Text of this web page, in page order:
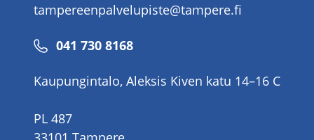
tampereenpalvelupiste@tampere.fi
Puhelinnumero
041 730 8168
Kaupungintalo, Aleksis Kiven katu 14–16 C
PL 487